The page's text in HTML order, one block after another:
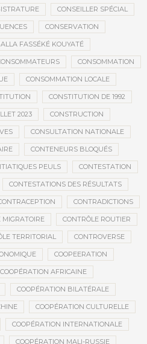
CONSEILLER SPÉCIAL
CONSERVATION
FASSÉKÉ KOUYATÉ
CONSOMMATION
CONSOMMATION LOCALE
CONSTITUTION DE 1992
2023 CONSTRUCTION
CONSULTATION NATIONALE
CONTENEURS BLOQUÉS
PEULS CONTESTATION
CONTESTATIONS DES RÉSULTATS
CONTRADICTIONS
MIGRATOIRE CONTRÔLE ROUTIER
TERRITORIAL CONTROVERSE
COOPEERATION
COOPÉRATION AFRICAINE
COOPÉRATION BILATÉRALE
COOPÉRATION CULTURELLE
COOPÉRATION INTERNATIONALE
COOPÉRATION MALI-RUSSIE